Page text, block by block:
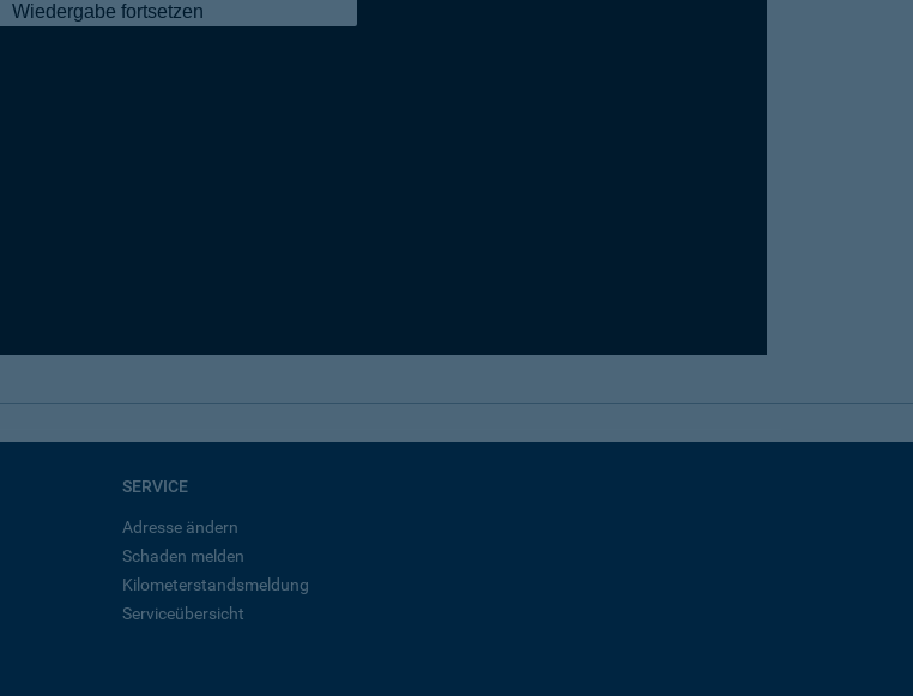
Wiedergabe fortsetzen
SERVICE
Adresse ändern
Schaden melden
Kilometerstandsmeldung
Serviceübersicht